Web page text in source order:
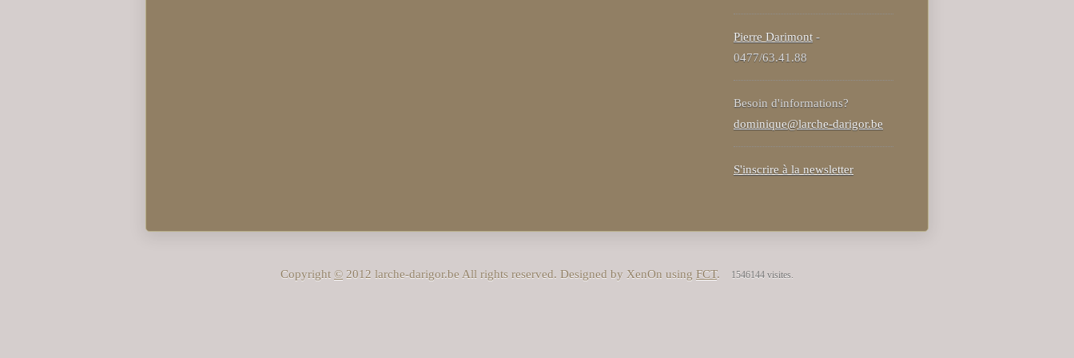
Pierre Darimont -
0477/63.41.88
Besoin d'informations?
dominique@larche-darigor.be
S'inscrire à la newsletter
Copyright © 2012 larche-darigor.be All rights reserved. Designed by XenOn using FCT. 1546144 visites.